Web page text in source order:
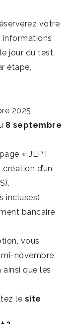
votre
informations
jour du test.
étape,
2025
8 septembre
« JLPT
création d’un
.
incluses)
bancaire
vous
novembre,
ainsi que les
le site